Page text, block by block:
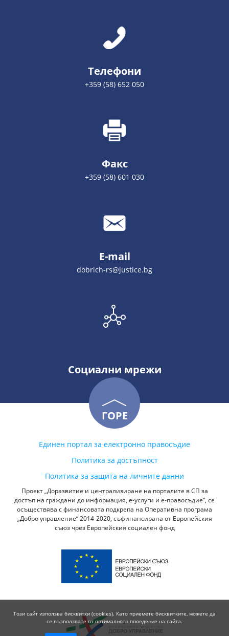
Телефони
+359 (58) 652 050
Факс
+359 (58) 601 030
E-mail
dobrich-rs@justice.bg
Социални мрежи
ГОРЕ
Единен портал за електронно правосъдие
Политика за достъпност
Политика за защита на личните данни
Проект „Доразвитие и централизиране на порталите в СП за
достъп на граждани до информация, е-услуги и е-правосъдие“, се
осъществява с финансовата подкрепа на Оперативна програма
„Добро управление“ 2014-2020, съфинансирана от Европейския
съюз чрез Европейския социален фонд
Този сайт използва бисквитки (cookies). Като приемете бисквитките, можете да
се възползвате от оптималното поведение на сайта.